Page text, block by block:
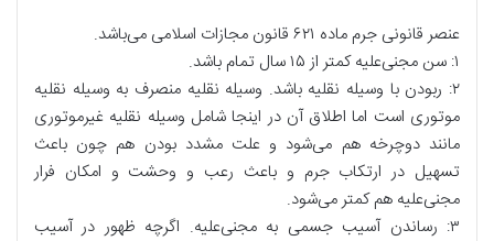
عنصر قانونی جرم ماده ۶۲۱ قانون مجازات اسلامی می‌باشد.
۱: سن مجنی‌علیه کمتر از ۱۵ سال تمام باشد.
۲: ربودن با وسیله نقلیه باشد. وسیله نقلیه منصرف به وسیله نقلیه
موتوری است اما اطلاق آن در اینجا شامل وسیله نقلیه غیرموتوری
مانند دوچرخه هم می‌شود و علت مشدد بودن هم چون باعث
تسهیل در ارتکاب جرم و باعث رعب و وحشت و امکان فرار
مجنی‌علیه هم کمتر می‌شود.
۳: رساندن آسیب جسمی به مجنی‌علیه. اگرچه ظهور در آسیب